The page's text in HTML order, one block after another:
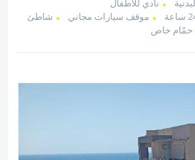
موقف سيارات مجاني
شاطئ
حمّام خاص